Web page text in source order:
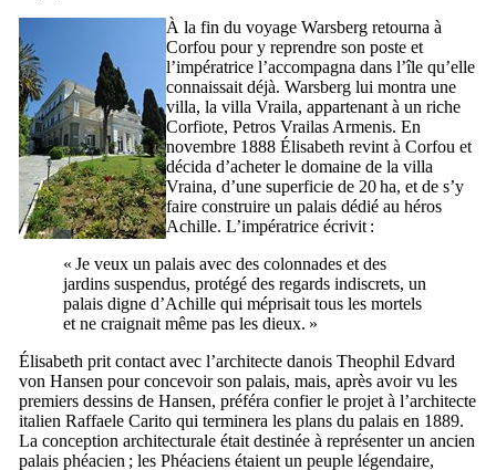
À la fin du voyage Warsberg retourna à
Corfou pour y reprendre son poste et
l’impératrice l’accompagna dans l’île qu’elle
connaissait déjà. Warsberg lui montra une
villa, la villa Vraila, appartenant à un riche
Corfiote, Petros Vrailas Armenis. En
novembre 1888 Élisabeth revint à Corfou et
décida d’acheter le domaine de la villa
Vraina, d’une superficie de 20 ha, et de s’y
faire construire un palais dédié au héros
Achille. L’impératrice écrivit :
« Je veux un palais avec des colonnades et des
jardins suspendus, protégé des regards indiscrets, un
palais digne d’Achille qui méprisait tous les mortels
et ne craignait même pas les dieux. »
Élisabeth prit contact avec l’architecte danois Theophil Edvard
von Hansen pour concevoir son palais, mais, après avoir vu les
premiers dessins de Hansen, préféra confier le projet à l’architecte
italien Raffaele Carito qui terminera les plans du palais en 1889.
La conception architecturale était destinée à représenter un ancien
palais phéacien ; les Phéaciens étaient un peuple légendaire,